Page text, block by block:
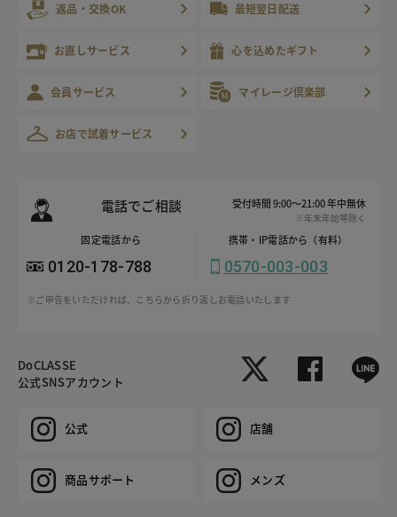
返品・交換OK 最短翌日配送
お直しサービス 心を込めたギフト
会員サービス マイレージ倶楽部
お店で試着サービス
電話でご相談 受付時間 9:00～21:00 年中無休
※年末年始等除く
固定電話から
0120-178-788
携帯・IP電話から（有料）
0570-003-003
※ご申告をいただければ、こちらから折り返しお電話いたします
DoCLASSE
公式SNSアカウント
公式 店舗
商品サポート メンズ